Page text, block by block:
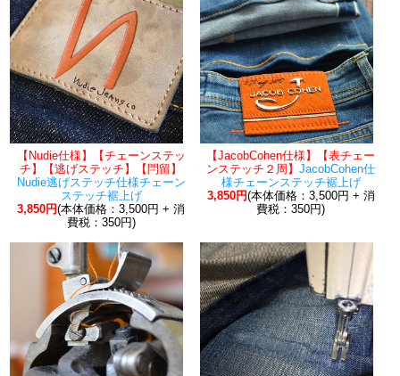
【Nudie仕様】【チェーンステッ
チ】【逃げステッチ】【閂留】
Nudie逃げステッチ仕様チェーン
ステッチ裾上げ
3,850円(本体価格：3,500円 + 消
費税：350円)
【JacobCohen仕様】【表チェー
ンステッチ２周】JacobCohen仕
様チェーンステッチ裾上げ
3,850円(本体価格：3,500円 + 消
費税：350円)